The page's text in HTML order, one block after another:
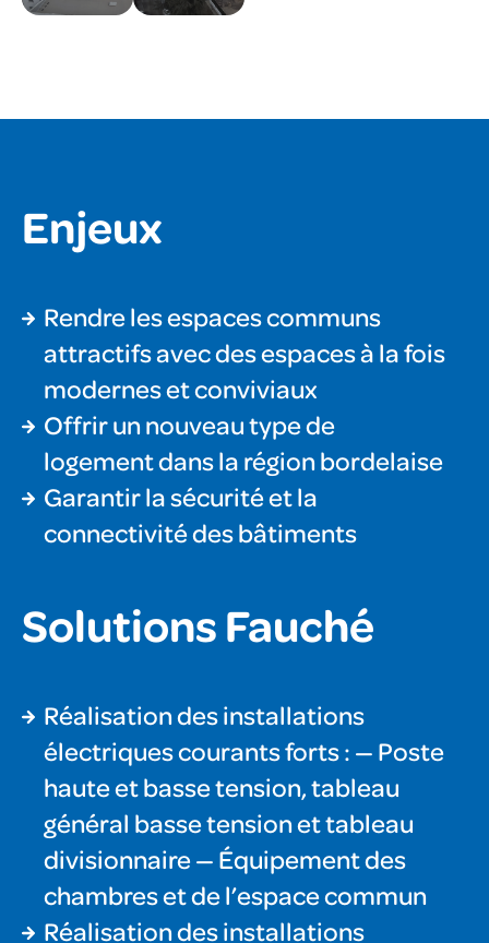
Enjeux
Rendre les espaces communs
attractifs avec des espaces à la fois
modernes et conviviaux
Offrir un nouveau type de
logement dans la région bordelaise
Garantir la sécurité et la
connectivité des bâtiments
Solutions Fauché
Réalisation des installations
électriques courants forts : — Poste
haute et basse tension, tableau
général basse tension et tableau
divisionnaire — Équipement des
chambres et de l’espace commun
Réalisation des installations